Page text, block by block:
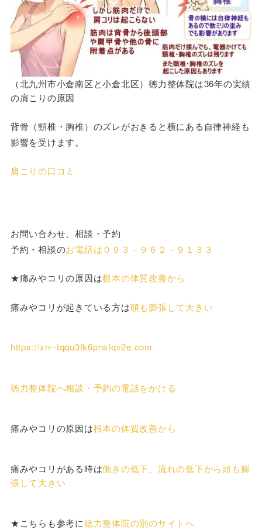
（北九州市小倉南区と小倉北区）徳力整体院は36年の実績
の肩こりの原因
背骨（頸椎・胸椎）のズレがおきると横にある自律神経も
影響を受けます。
肩こりの口コミ
お問い合わせ、相談・予約
予約・相談のお電話は０９３－９６２－９１３３
★痛みやコリの原因は根本の体質改善から
痛みやコリが起きている方は頭も膨張して大きい
https://xn--tqqu3fk6pnsfqv2e.com
徳力整体院へ相談・予約の電話をかける
痛みやコリの原因は根本の体質改善から
痛みやコリがある時は働きの低下、流れの低下から頭も膨
張して大きい
★こちらも参考に徳力整体院の別のサイトへ